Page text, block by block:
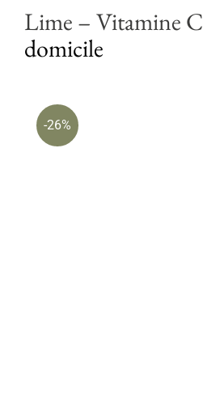
Lime – Vitamine C
domicile
-26%